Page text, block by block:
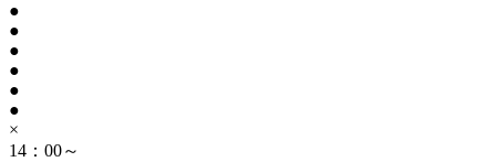
●
●
●
●
●
●
×
14：00～